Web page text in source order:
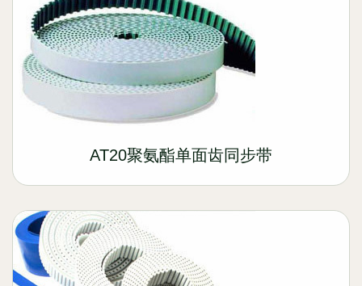
AT20聚氨酯单面齿同步带